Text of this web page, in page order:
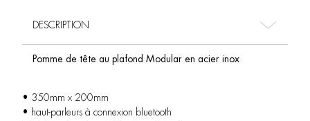
DESCRIPTION
Pomme de tête au plafond Modular en acier inox
• 350mm x 200mm
• haut-parleurs à connexion bluetooth